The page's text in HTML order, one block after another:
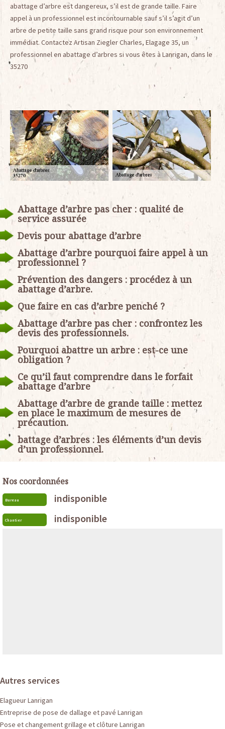
abattage d’arbre est dangereux, s’il est de grande taille. Faire
appel à un professionnel est incontournable sauf s’il s’agit d’un
arbre de petite taille sans grand risque pour son environnement
immédiat. Contactez Artisan Ziegler Charles, Elagage 35, un
professionnel en abattage d’arbres si vous êtes à Lanrigan, dans le
35270
Abattage d’arbre pas cher : qualité de
service assurée
Devis pour abattage d’arbre
Abattage d’arbre pourquoi faire appel à un
professionnel ?
Prévention des dangers : procédez à un
abattage d’arbre.
Que faire en cas d’arbre penché ?
Abattage d’arbre pas cher : confrontez les
devis des professionnels.
Pourquoi abattre un arbre : est-ce une
obligation ?
Ce qu’il faut comprendre dans le forfait
abattage d’arbre
Abattage d’arbre de grande taille : mettez
en place le maximum de mesures de
précaution.
battage d’arbres : les éléments d’un devis
d’un professionnel.
Nos coordonnées
Bureau indisponible
Chantier indisponible
Autres services
Elagueur Lanrigan
Entreprise de pose de dallage et pavé Lanrigan
Pose et changement grillage et clôture Lanrigan